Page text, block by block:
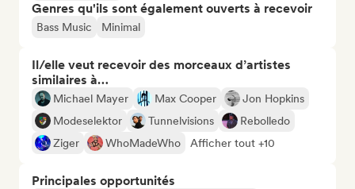
Genres qu'ils sont également ouverts à recevoir
Bass Music Minimal
Il/elle veut recevoir des morceaux d’artistes
similaires à…
Michael Mayer Max Cooper
Jon Hopkins
Modeselektor
Tunnelvisions
Rebolledo
Ziger
WhoMadeWho Afficher tout +10
Principales opportunités